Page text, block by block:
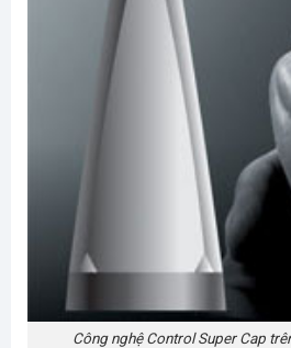
Công nghệ Control Super Cap